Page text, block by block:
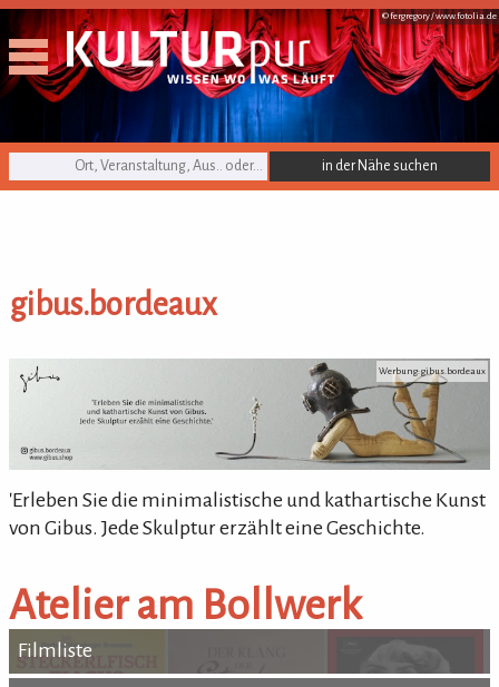
© fergregory /www.fotolia.de
KULTURpur Suche
gibus.bordeaux
gibus.bordeaux Werbung: gibus.bordeaux
'Erleben Sie die minimalistische und kathartische Kunst
von Gibus. Jede Skulptur erzählt eine Geschichte.
Atelier am Bollwerk
Filmliste